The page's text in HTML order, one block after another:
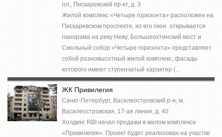
пл., Пискаревский пр-кт, д. 3
Жилой комплекс «Четыре горизонта» расположен на
Пискаревском проспекте, из его окон открывается
панорама на реку Неву, Большеохтинский мост и
Смольный собор «Четыре горизонта» представляет
собой разновысотный жилой комплекс, фасады
которого имеют ступенчатый характер (...
ЖК Привилегия
Санкт-Петербург, Василеостровский р-н, м.
Василеостровская, 17-ая линия, д. 40
Холдинг RBI начал продажи в жилом комплексе
«Привилегия». Проект будет реализован на участке